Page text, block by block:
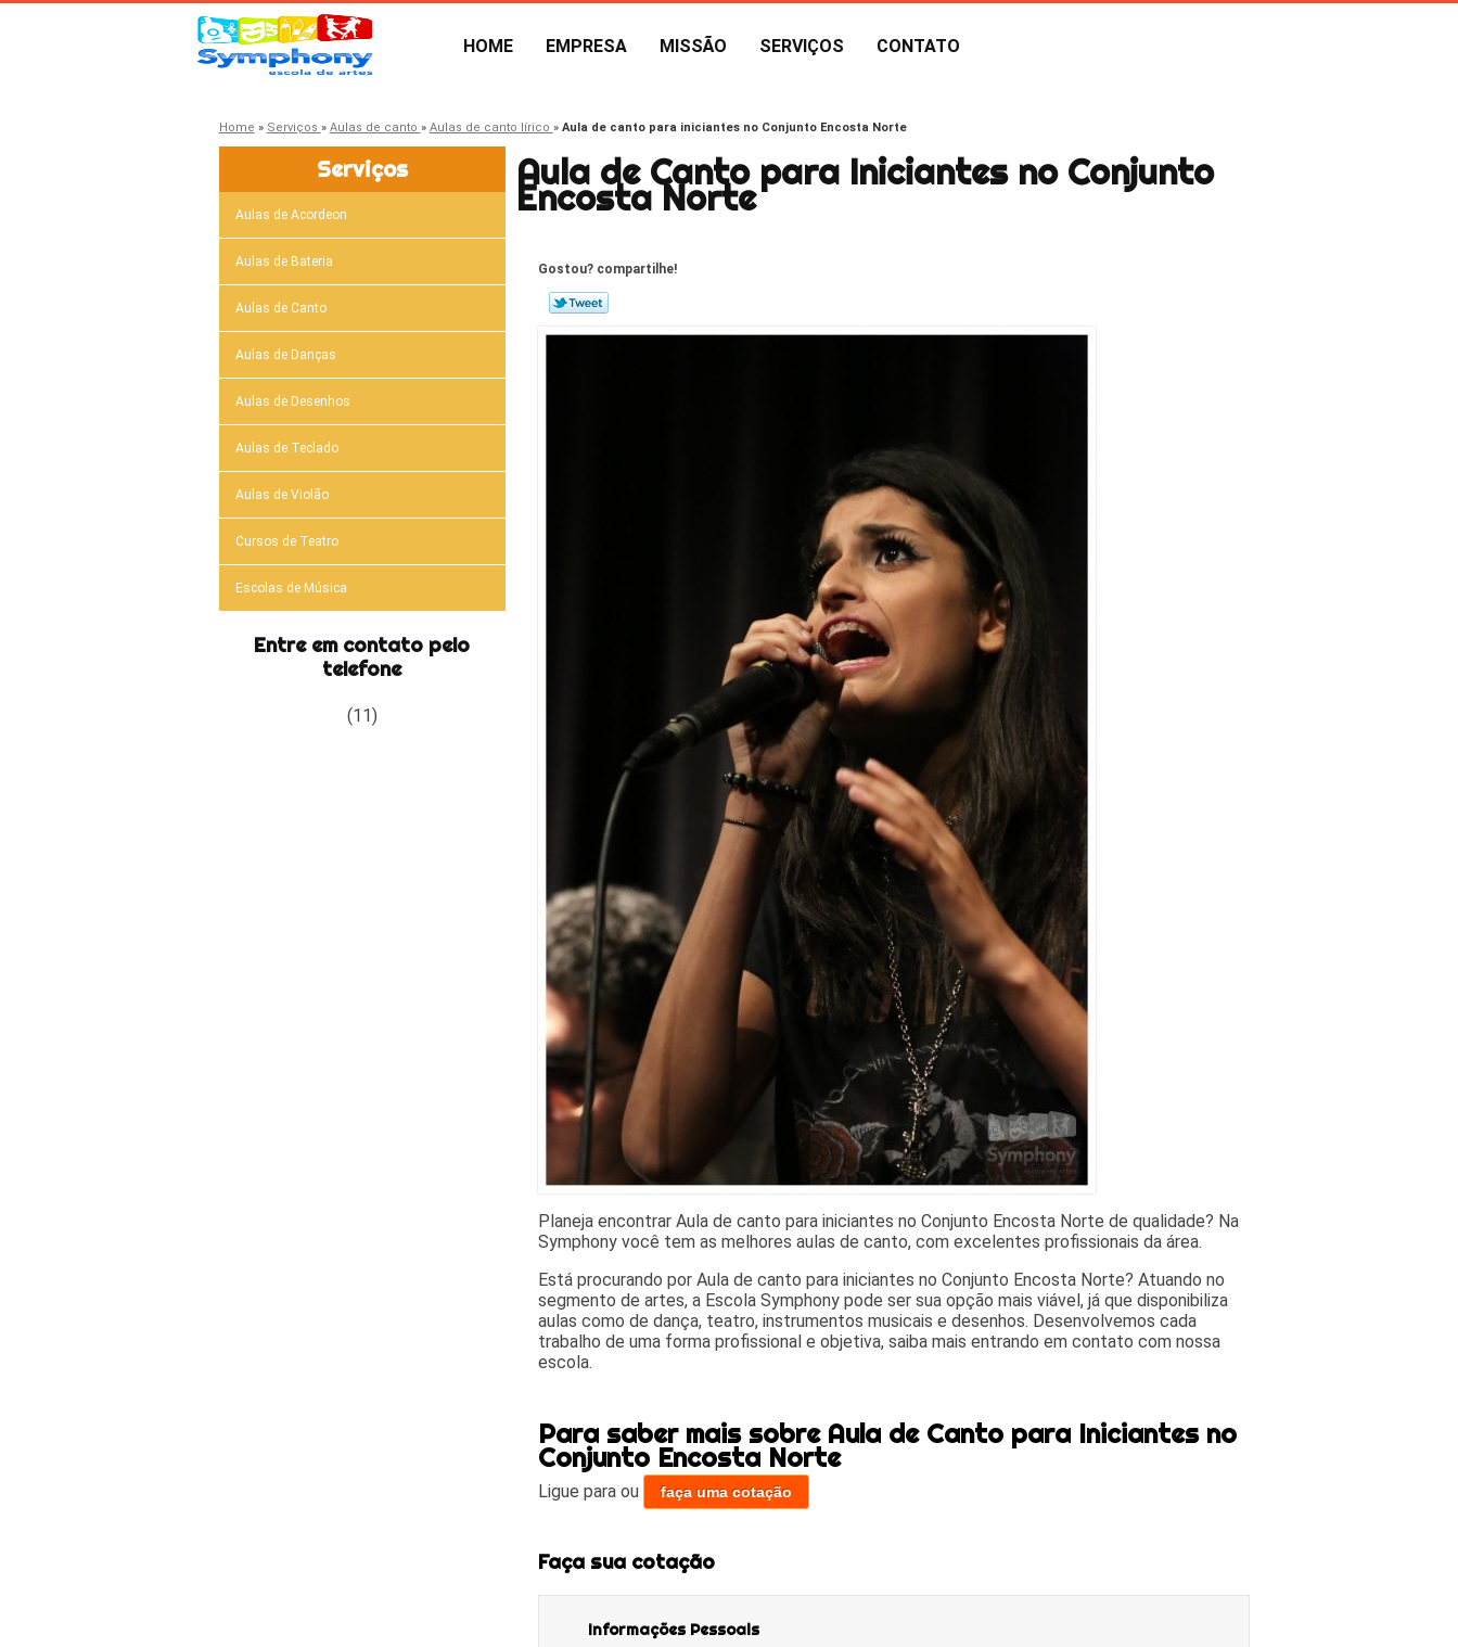
HOME EMPRESA MISSÃO SERVIÇOS CONTATO
Home » Serviços » Aulas de canto » Aulas de canto lírico » Aula de canto para iniciantes no Conjunto Encosta Norte
Serviços
Aulas de Acordeon
Aulas de Bateria
Aulas de Canto
Aulas de Danças
Aulas de Desenhos
Aulas de Teclado
Aulas de Violão
Cursos de Teatro
Escolas de Música
Entre em contato pelo
telefone
(11)
Aula de Canto para Iniciantes no Conjunto
Encosta Norte
Gostou? compartilhe!
Planeja encontrar Aula de canto para iniciantes no Conjunto Encosta Norte de qualidade? Na
Symphony você tem as melhores aulas de canto, com excelentes profissionais da área.
Está procurando por Aula de canto para iniciantes no Conjunto Encosta Norte? Atuando no
segmento de artes, a Escola Symphony pode ser sua opção mais viável, já que disponibiliza
aulas como de dança, teatro, instrumentos musicais e desenhos. Desenvolvemos cada
trabalho de uma forma profissional e objetiva, saiba mais entrando em contato com nossa
escola.
Para saber mais sobre Aula de Canto para Iniciantes no
Conjunto Encosta Norte
Ligue para ou faça uma cotação
Faça sua cotação
Informações Pessoais